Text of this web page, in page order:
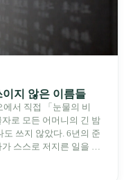
지 않은 이름들
서 직접 「눈물의 비
로 모든 어머니의 긴 밤
쓰지 않았다. 6년의 준
스스로 저지른 일을 기
년 동안 사법 재판을